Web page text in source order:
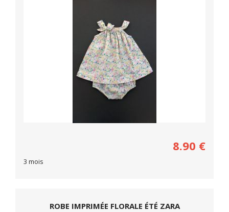
8.90 €
3 mois
ROBE IMPRIMÉE FLORALE ÉTÉ ZARA